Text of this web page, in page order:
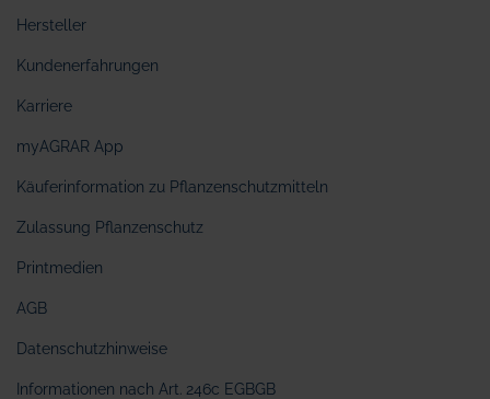
Hersteller
Kundenerfahrungen
Karriere
myAGRAR App
Käuferinformation zu Pflanzenschutzmitteln
Zulassung Pflanzenschutz
Printmedien
AGB
Datenschutzhinweise
Informationen nach Art. 246c EGBGB